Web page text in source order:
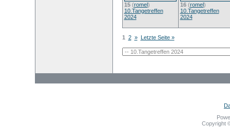
15(romel)
10.Tangetreffen
2024
16(romel)
10.Tangetreffen
2024
1 2 » Letzte Seite »
Copyright